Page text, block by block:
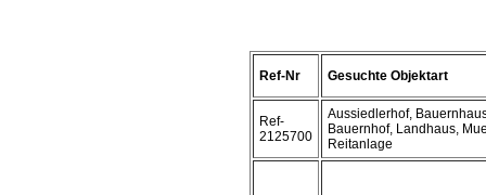
Ref-Nr Gesuchte Objektart
Ref-
2125700
Aussiedlerhof,
Bauernhof, Landhaus,
Reitanlage